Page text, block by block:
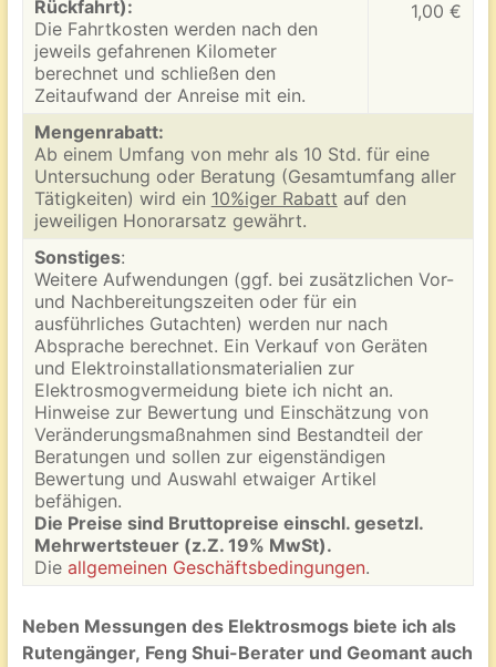
Rückfahrt):
Die Fahrtkosten werden nach den
jeweils gefahrenen Kilometer
berechnet und schließen den
Zeitaufwand der Anreise mit ein.
1,00 €
Mengenrabatt:
Ab einem Umfang von mehr als 10 Std. für eine
Untersuchung oder Beratung (Gesamtumfang aller
Tätigkeiten) wird ein 10%iger Rabatt auf den
jeweiligen Honorarsatz gewährt.
Sonstiges:
Weitere Aufwendungen (ggf. bei zusätzlichen Vor-
und Nachbereitungszeiten oder für ein
ausführliches Gutachten) werden nur nach
Absprache berechnet. Ein Verkauf von Geräten
und Elektroinstallationsmaterialien zur
Elektrosmogvermeidung biete ich nicht an.
Hinweise zur Bewertung und Einschätzung von
Veränderungsmaßnahmen sind Bestandteil der
Beratungen und sollen zur eigenständigen
Bewertung und Auswahl etwaiger Artikel
befähigen.
Die Preise sind Bruttopreise einschl. gesetzl.
Mehrwertsteuer (z.Z. 19% MwSt).
Die allgemeinen Geschäftsbedingungen.
Neben Messungen des Elektrosmogs biete ich als
Rutengänger, Feng Shui-Berater und Geomant auch